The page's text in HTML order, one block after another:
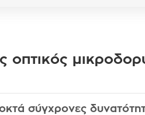
οπτικός
σύγχρονες